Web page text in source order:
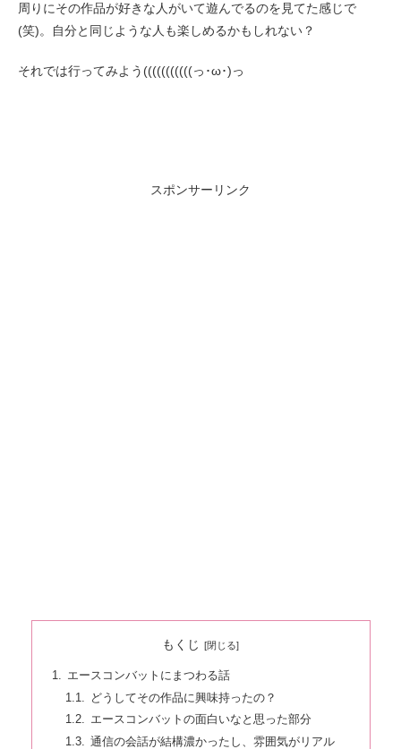
周りにその作品が好きな人がいて遊んでるのを見てた感じで
(笑)。自分と同じような人も楽しめるかもしれない？
それでは行ってみよう(((((((((((っ･ω･)っ
スポンサーリンク
もくじ
エースコンバットにまつわる話
どうしてその作品に興味持ったの？
エースコンバットの面白いなと思った部分
通信の会話が結構濃かったし、雰囲気がリアル